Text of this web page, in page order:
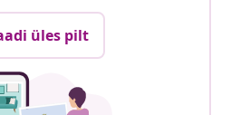
üles pilt